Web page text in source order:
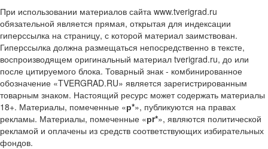
При использовании материалов сайта www.tverigrad.ru
обязательной является прямая, открытая для индексации
гиперссылка на страницу, с которой материал заимствован.
Гиперссылка должна размещаться непосредственно в тексте,
воспроизводящем оригинальный материал tverigrad.ru, до или
после цитируемого блока. Товарный знак - комбинированное
обозначение «TVERGRAD.RU» является зарегистрированным
товарным знаком. Настоящий ресурс может содержать материалы
18+. Материалы, помеченные «р*», публикуются на правах
рекламы. Материалы, помеченные «рr*», являются политической
рекламой и оплачены из средств соответствующих избирательных
фондов.